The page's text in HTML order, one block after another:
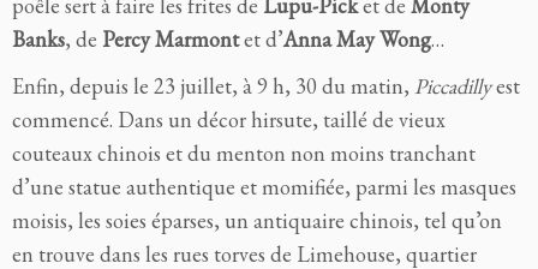
Banks, de Percy Marmontet d’Anna May Wong…
Enfin, depuis le 23 juillet, à 9 h, 30 du matin, Piccadillyest
commencé. Dans un décor hirsute, taillé de vieux
couteaux chinois et du menton non moins tranchant
d’une statue authentique et momifiée, parmi les masques
moisis, les soies éparses, un antiquaire chinois, tel qu’on
en trouve dans les rues torves de Limehouse, quartier